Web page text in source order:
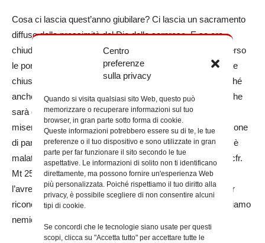
Centro
preferenze
sulla privacy
Quando si visita qualsiasi sito Web, questo può
memorizzare o recuperare informazioni sul tuo
browser, in gran parte sotto forma di cookie.
Queste informazioni potrebbero essere su di te, le tue
preferenze o il tuo dispositivo e sono utilizzate in gran
parte per far funzionare il sito secondo le tue
aspettative. Le informazioni di solito non ti identificano
direttamente, ma possono fornire un'esperienza Web
più personalizzata. Poiché rispettiamo il tuo diritto alla
privacy, è possibile scegliere di non consentire alcuni
tipi di cookie.
Se concordi che le tecnologie siano usate per questi
scopi, clicca su "Accetta tutto" per accettare tutte le
Cosa ci lascia quest’anno giubilare? Ci lascia un sacramento
diffuso della prossimità del Dio delle sorprese. E se ora
chiudiamo la Porta, sappiamo che il Risorto passa attraverso
le porte chiuse, e non si stanca di bussare alle nostre porte
chiuse. Per offrire e trovare misericordia. Si, trovare, perché
anche lui la cerca. Infatti ci ha detto dell’ultima sorpresa, che
sarà quando alla fine, saremo giudicati sull’amore, sulla
misericordia, sul bicchiere d’acqua a chi ha sete; sul boccone
di pane a chi ha fame; sulla vicinanza a chi è in carcere o è
malato; sul vestire chi è nudo; accogliere chi è straniero (cfr.
Mt 25, 31-46). Facendolo al più piccolo dei nostri fratelli,
l’avremo fatto a Lui. E quanta speranza c’è in questo poter
riconoscere fratelli tutti, includendo anche coloro che riteniamo
nemici.